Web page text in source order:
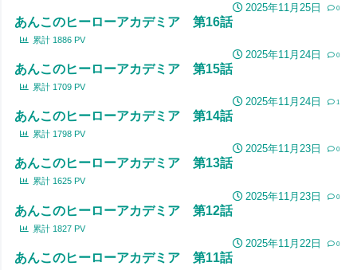
2025年11月25日 0
あんこのヒーローアカデミア 第16話
累計 1886 PV
2025年11月24日 0
あんこのヒーローアカデミア 第15話
累計 1709 PV
2025年11月24日 1
あんこのヒーローアカデミア 第14話
累計 1798 PV
2025年11月23日 0
あんこのヒーローアカデミア 第13話
累計 1625 PV
2025年11月23日 0
あんこのヒーローアカデミア 第12話
累計 1827 PV
2025年11月22日 0
あんこのヒーローアカデミア 第11話